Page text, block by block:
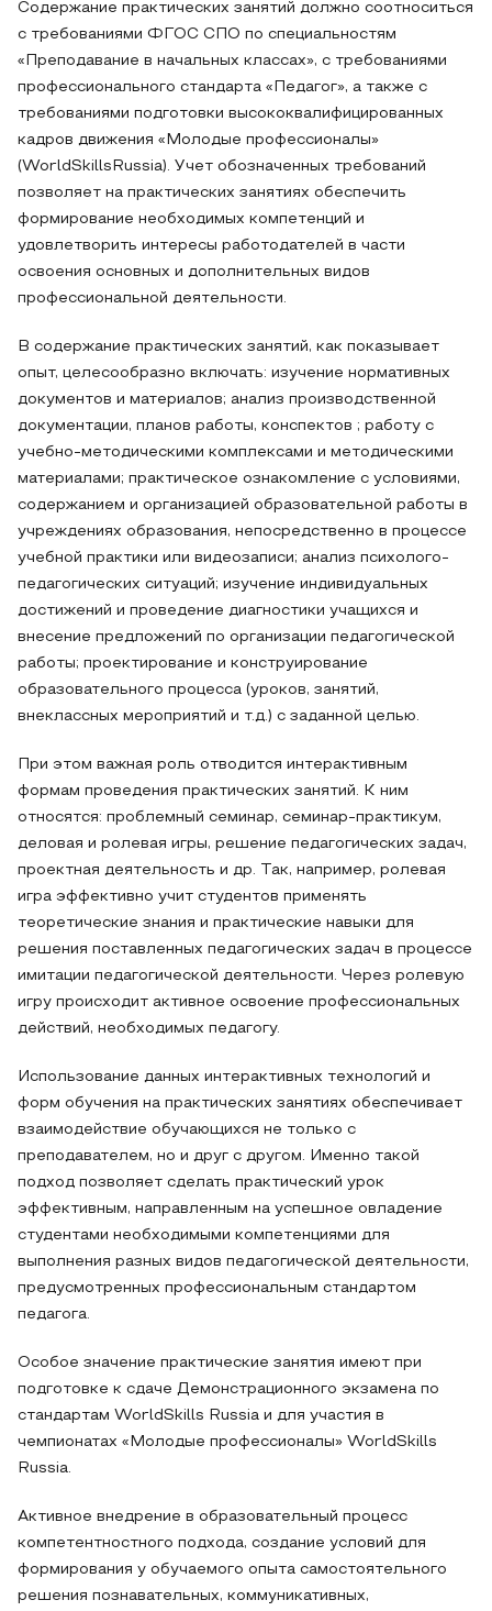
Содержание практических занятий должно соотноситься
с требованиями ФГОС СПО по специальностям
«Преподавание в начальных классах», с требованиями
профессионального стандарта «Педагог», а также с
требованиями подготовки высококвалифицированных
кадров движения «Молодые профессионалы»
(WorldSkillsRussia). Учет обозначенных требований
позволяет на практических занятиях обеспечить
формирование необходимых компетенций и
удовлетворить интересы работодателей в части
освоения основных и дополнительных видов
профессиональной деятельности.
В содержание практических занятий, как показывает
опыт, целесообразно включать: изучение нормативных
документов и материалов; анализ производственной
документации, планов работы, конспектов ; работу с
учебно-методическими комплексами и методическими
материалами; практическое ознакомление с условиями,
содержанием и организацией образовательной работы в
учреждениях образования, непосредственно в процессе
учебной практики или видеозаписи; анализ психолого-
педагогических ситуаций; изучение индивидуальных
достижений и проведение диагностики учащихся и
внесение предложений по организации педагогической
работы; проектирование и конструирование
образовательного процесса (уроков, занятий,
внеклассных мероприятий и т.д.) с заданной целью.
При этом важная роль отводится интерактивным
формам проведения практических занятий. К ним
относятся: проблемный семинар, семинар-практикум,
деловая и ролевая игры, решение педагогических задач,
проектная деятельность и др. Так, например, ролевая
игра эффективно учит студентов применять
теоретические знания и практические навыки для
решения поставленных педагогических задач в процессе
имитации педагогической деятельности. Через ролевую
игру происходит активное освоение профессиональных
действий, необходимых педагогу.
Использование данных интерактивных технологий и
форм обучения на практических занятиях обеспечивает
взаимодействие обучающихся не только с
преподавателем, но и друг с другом. Именно такой
подход позволяет сделать практический урок
эффективным, направленным на успешное овладение
студентами необходимыми компетенциями для
выполнения разных видов педагогической деятельности,
предусмотренных профессиональным стандартом
педагога.
Особое значение практические занятия имеют при
подготовке к сдаче Демонстрационного экзамена по
стандартам WorldSkills Russia и для участия в
чемпионатах «Молодые профессионалы» WorldSkills
Russia.
Активное внедрение в образовательный процесс
компетентностного подхода, создание условий для
формирования у обучаемого опыта самостоятельного
решения познавательных, коммуникативных,